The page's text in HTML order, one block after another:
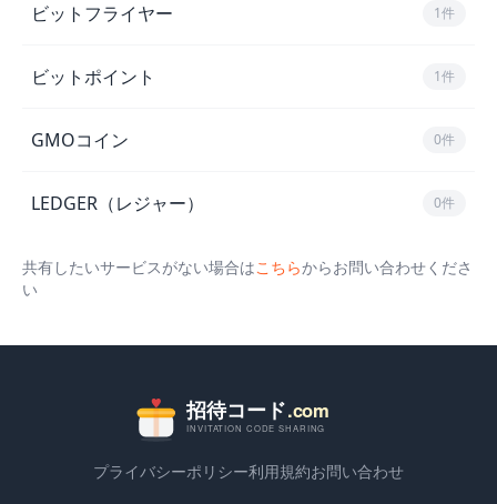
ビットフライヤー 1件
ビットポイント 1件
GMOコイン 0件
LEDGER（レジャー） 0件
共有したいサービスがない場合はこちらからお問い合わせくださ
い
プライバシーポリシー利用規約お問い合わせ